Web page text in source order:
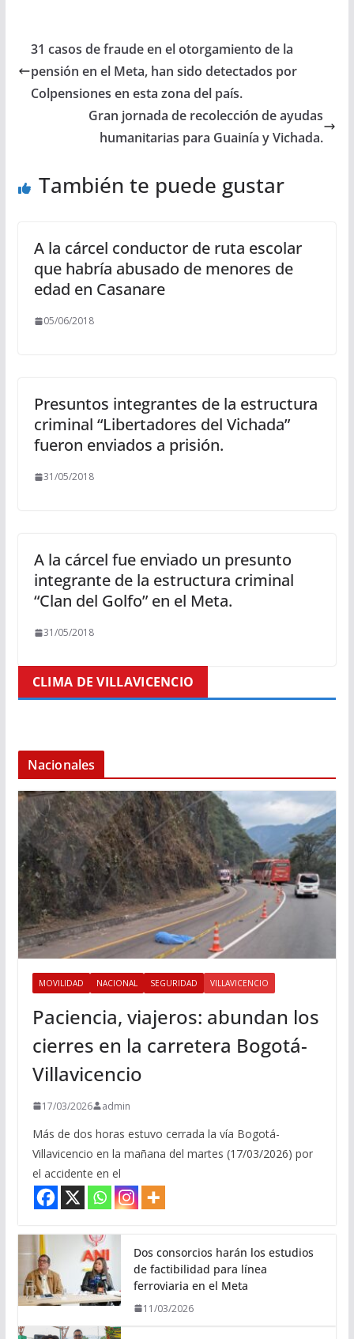
31 casos de fraude en el otorgamiento de la
pensión en el Meta, han sido detectados por
Colpensiones en esta zona del país.
Gran jornada de recolección de ayudas
humanitarias para Guainía y Vichada.
También te puede gustar
A la cárcel conductor de ruta escolar
que habría abusado de menores de
edad en Casanare
05/06/2018
Presuntos integrantes de la estructura
criminal “Libertadores del Vichada”
fueron enviados a prisión.
31/05/2018
A la cárcel fue enviado un presunto
integrante de la estructura criminal
“Clan del Golfo” en el Meta.
31/05/2018
CLIMA DE VILLAVICENCIO
Nacionales
MOVILIDAD NACIONAL SEGURIDAD VILLAVICENCIO
Paciencia, viajeros: abundan los
cierres en la carretera Bogotá-
Villavicencio
17/03/2026 admin
Más de dos horas estuvo cerrada la vía Bogotá-
Villavicencio en la mañana del martes (17/03/2026) por
el accidente en el
Dos consorcios harán los estudios
de factibilidad para línea
ferroviaria en el Meta
11/03/2026